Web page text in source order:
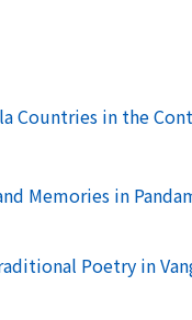
Countries in the
Memories in
Poetry in